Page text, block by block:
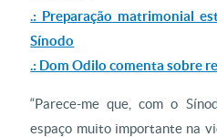
.: Preparação matrimonial
Sínodo
.: Dom Odilo comenta sobre
“Parece-me que, com o
espaço muito importante na